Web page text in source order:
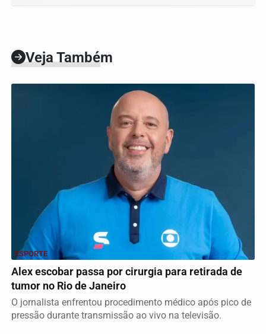
Veja Também
ESPORTE
Alex escobar passa por cirurgia para retirada de
tumor no Rio de Janeiro
O jornalista enfrentou procedimento médico após pico de
pressão durante transmissão ao vivo na televisão.